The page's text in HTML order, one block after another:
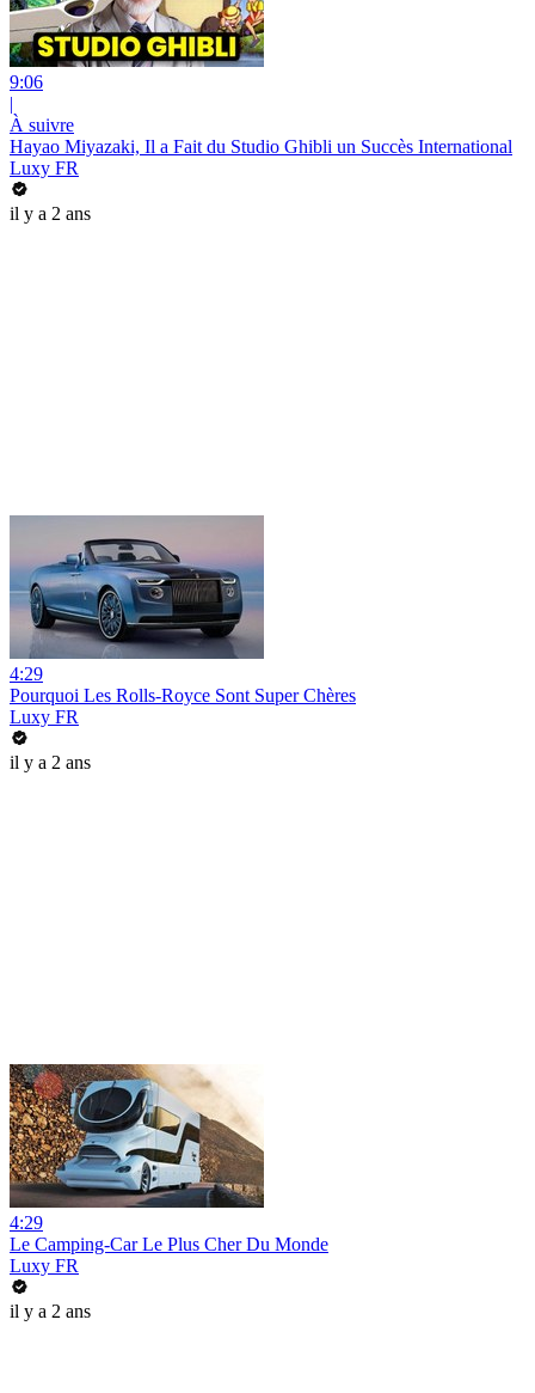
9:06
|
À suivre
Hayao Miyazaki, Il a Fait du Studio Ghibli un Succès International
Luxy FR
il y a 2 ans
4:29
Pourquoi Les Rolls-Royce Sont Super Chères
Luxy FR
il y a 2 ans
4:29
Le Camping-Car Le Plus Cher Du Monde
Luxy FR
il y a 2 ans